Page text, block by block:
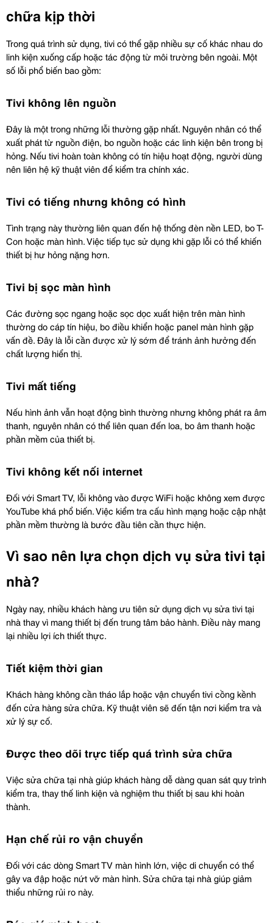
chữa kịp thời
Trong quá trình sử dụng, tivi có thể gặp nhiều sự cố khác nhau do
linh kiện xuống cấp hoặc tác động từ môi trường bên ngoài. Một
số lỗi phổ biến bao gồm:
Tivi không lên nguồn
Đây là một trong những lỗi thường gặp nhất. Nguyên nhân có thể
xuất phát từ nguồn điện, bo nguồn hoặc các linh kiện bên trong bị
hỏng. Nếu tivi hoàn toàn không có tín hiệu hoạt động, người dùng
nên liên hệ kỹ thuật viên để kiểm tra chính xác.
Tivi có tiếng nhưng không có hình
Tình trạng này thường liên quan đến hệ thống đèn nền LED, bo T-
Con hoặc màn hình. Việc tiếp tục sử dụng khi gặp lỗi có thể khiến
thiết bị hư hỏng nặng hơn.
Tivi bị sọc màn hình
Các đường sọc ngang hoặc sọc dọc xuất hiện trên màn hình
thường do cáp tín hiệu, bo điều khiển hoặc panel màn hình gặp
vấn đề. Đây là lỗi cần được xử lý sớm để tránh ảnh hưởng đến
chất lượng hiển thị.
Tivi mất tiếng
Nếu hình ảnh vẫn hoạt động bình thường nhưng không phát ra âm
thanh, nguyên nhân có thể liên quan đến loa, bo âm thanh hoặc
phần mềm của thiết bị.
Tivi không kết nối internet
Đối với Smart TV, lỗi không vào được WiFi hoặc không xem được
YouTube khá phổ biến. Việc kiểm tra cấu hình mạng hoặc cập nhật
phần mềm thường là bước đầu tiên cần thực hiện.
Vì sao nên lựa chọn dịch vụ sửa tivi tại
nhà?
Ngày nay, nhiều khách hàng ưu tiên sử dụng dịch vụ sửa tivi tại
nhà thay vì mang thiết bị đến trung tâm bảo hành. Điều này mang
lại nhiều lợi ích thiết thực.
Tiết kiệm thời gian
Khách hàng không cần tháo lắp hoặc vận chuyển tivi cồng kềnh
đến cửa hàng sửa chữa. Kỹ thuật viên sẽ đến tận nơi kiểm tra và
xử lý sự cố.
Được theo dõi trực tiếp quá trình sửa chữa
Việc sửa chữa tại nhà giúp khách hàng dễ dàng quan sát quy trình
kiểm tra, thay thế linh kiện và nghiệm thu thiết bị sau khi hoàn
thành.
Hạn chế rủi ro vận chuyển
Đối với các dòng Smart TV màn hình lớn, việc di chuyển có thể
gây va đập hoặc nứt vỡ màn hình. Sửa chữa tại nhà giúp giảm
thiểu những rủi ro này.